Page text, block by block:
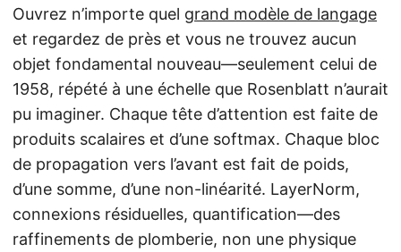
Ouvrez n’importe quel grand modèle de langage
et regardez de près et vous ne trouvez aucun
objet fondamental nouveau—seulement celui de
1958, répété à une échelle que Rosenblatt n’aurait
pu imaginer. Chaque tête d’attention est faite de
produits scalaires et d’une softmax. Chaque bloc
de propagation vers l’avant est fait de poids,
d’une somme, d’une non-linéarité. LayerNorm,
connexions résiduelles, quantification—des
raffinements de plomberie, non une physique